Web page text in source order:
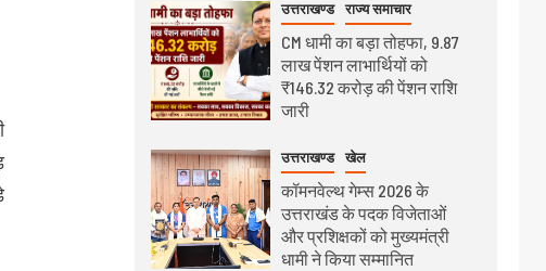
उत्तराखण्ड राज्य समाचार
CM धामी का बड़ा तोहफा, 9.87
लाख पेंशन लाभार्थियों को
₹146.32 करोड़ की पेंशन राशि
जारी
उत्तराखण्ड खेल
कॉमनवेल्थ गेम्स 2026 के
उत्तराखंड के पदक विजेताओं
और प्रशिक्षकों को मुख्यमंत्री
धामी ने किया सम्मानित